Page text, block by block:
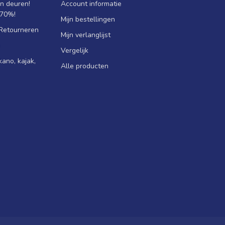
deuren!
kajak,
Account informatie
Mijn bestellingen
Mijn verlanglijst
Vergelijk
Alle producten